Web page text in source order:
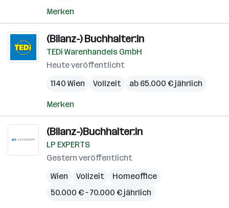
Merken
(Bilanz-) Buchhalter:in
TEDi Warenhandels GmbH
Heute veröffentlicht
1140 Wien
Vollzeit ab 65.000 € jährlich
Merken
(Bilanz-)Buchhalter:in
LP EXPERTS
Gestern veröffentlicht
Wien
Vollzeit
Homeoffice
50.000 € – 70.000 € jährlich